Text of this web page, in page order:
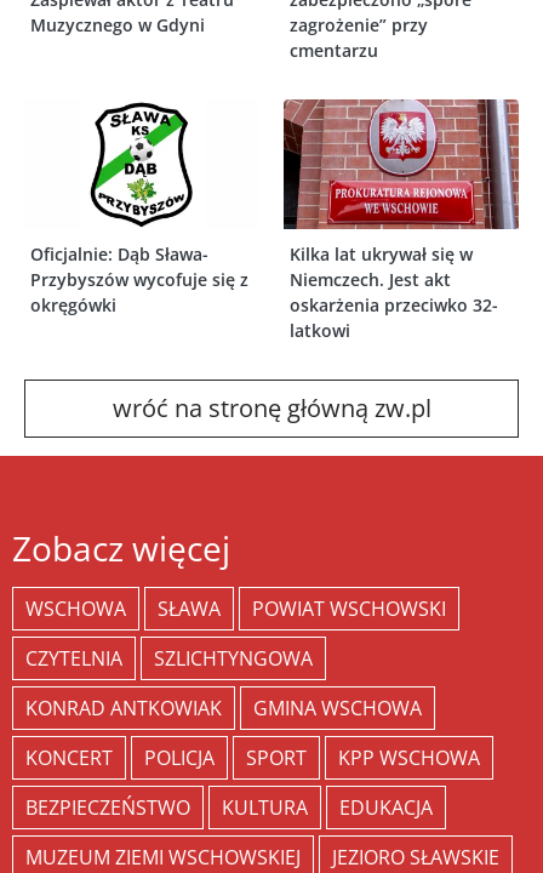
Muzycznego w Gdyni
zagrożenie” przy
cmentarzu
Oficjalnie: Dąb Sława-
Przybyszów wycofuje się z
okręgówki
Kilka lat ukrywał się w
Niemczech. Jest akt
oskarżenia przeciwko 32-
latkowi
wróć na stronę główną zw.pl
Zobacz więcej
WSCHOWA SŁAWA
POWIAT WSCHOWSKI
CZYTELNIA
SZLICHTYNGOWA
KONRAD ANTKOWIAK
GMINA WSCHOWA
KONCERT
POLICJA SPORT
KPP WSCHOWA
BEZPIECZEŃSTWO
KULTURA
EDUKACJA
MUZEUM ZIEMI WSCHOWSKIEJ
JEZIORO SŁAWSKIE